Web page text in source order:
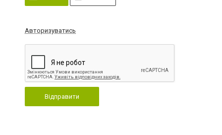
Авторизуватись
Відправити